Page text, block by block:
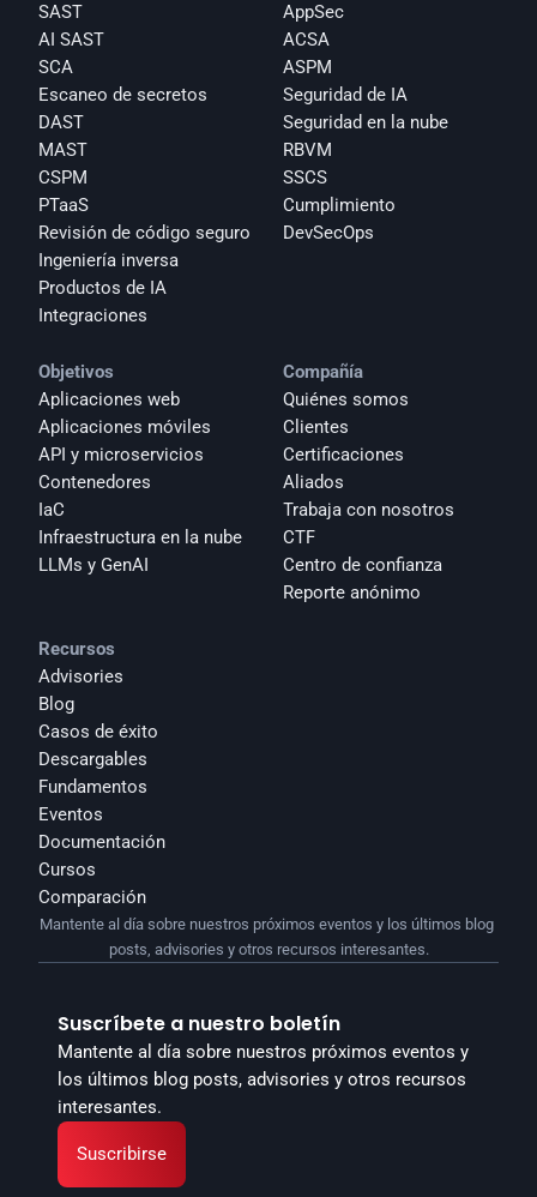
SAST
AI SAST
SCA
Escaneo de secretos
DAST
MAST
CSPM
PTaaS
Revisión de código seguro
Ingeniería inversa
Productos de IA
Integraciones
AppSec
ACSA
ASPM
Seguridad de IA
Seguridad en la nube
RBVM
SSCS
Cumplimiento
DevSecOps
Objetivos
Aplicaciones web
Aplicaciones móviles
API y microservicios
Contenedores
IaC
Infraestructura en la nube
LLMs y GenAI
Compañía
Quiénes somos
Clientes
Certificaciones
Aliados
Trabaja con nosotros
CTF
Centro de confianza
Reporte anónimo
Recursos
Advisories
Blog
Casos de éxito
Descargables
Fundamentos
Eventos
Documentación
Cursos
Comparación
Suscríbete a nuestro boletín
Mantente al día sobre nuestros próximos eventos y
los últimos blog posts, advisories y otros recursos
interesantes.
Suscribirse
Mantente al día sobre nuestros próximos eventos y los últimos blog
posts, advisories y otros recursos interesantes.